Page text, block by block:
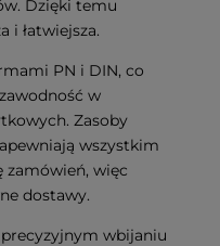
Dzięki temu
i łatwiejsza.
PN i DIN, co
w
Zasoby
wszystkim
zamówień, więc
dostawy.
precyzyjnym wbijaniu